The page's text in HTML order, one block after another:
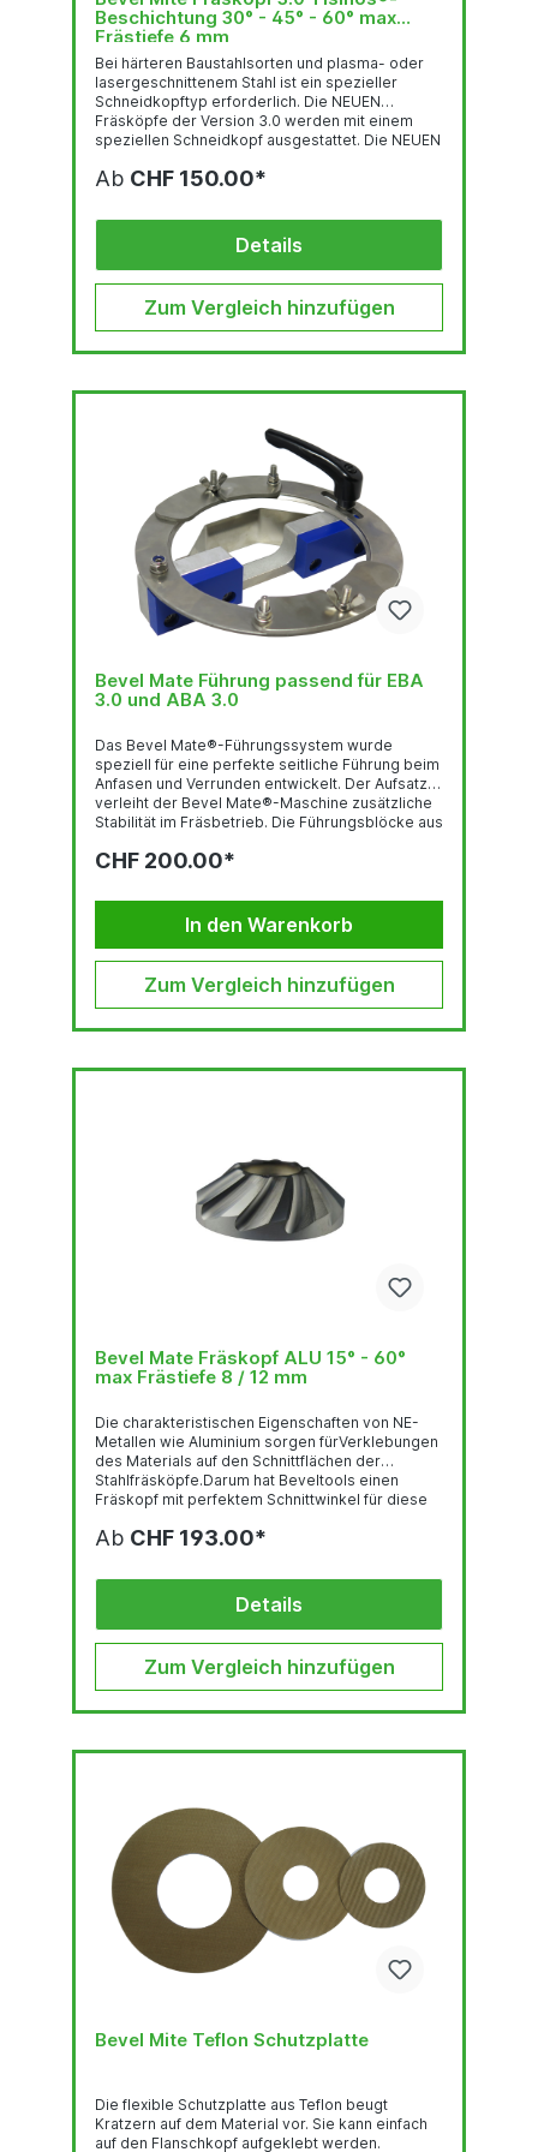
Beschichtung 30° - 45° - 60° max
Frästiefe 6 mm
Bei härteren Baustahlsorten und plasma- oder
lasergeschnittenem Stahl ist ein spezieller
Schneidkopftyp erforderlich. Die NEUEN
Fräsköpfe der Version 3.0 werden mit einem
speziellen Schneidkopf ausgestattet. Die NEUEN
modernsten
Schleiftechnologie und High-End-
Beschichtungen hergestellt. Dies macht den 3.0
Fräskopf ideal für stärkere Baustahlsorten. Sie
können diese 3.0-Fräser an ihrer
erkennen.
Ab CHF 150.00*
Details
Zum Vergleich hinzufügen
Bevel Mate Führung passend für EBA
3.0 und ABA 3.0
Das Bevel Mate®-Führungssystem wurde
speziell für eine perfekte seitliche Führung beim
Anfasen und Verrunden entwickelt. Der Aufsatz
verleiht der Bevel Mate®-Maschine zusätzliche
Stabilität im Fräsbetrieb. Die Führungsblöcke aus
hierbei sowohl auf Blechmaterial als auch auf
allem bei der seriellen Zerspanung von
Werkstücken, bei der einige Meter
zusammenkommen, bietet dieses Tool
CHF 200.00*
In den Warenkorb
Zum Vergleich hinzufügen
Bevel Mate Fräskopf ALU 15° - 60°
max Frästiefe 8 / 12 mm
Die charakteristischen Eigenschaften von NE-
Metallen wie Aluminium sorgen fürVerklebungen
des Materials auf den Schnittflächen der
Stahlfräsköpfe.Darum hat Beveltools einen
Fräskopf mit perfektem Schnittwinkel für diese
der richtigen Geometrie und Beschichtung
Härte ohne Probleme konsistent und ohne
Einsatz irgendeines Schmierstoffs abrunden
Ab CHF 193.00*
Details
Zum Vergleich hinzufügen
Bevel Mite Teflon Schutzplatte
Die flexible Schutzplatte aus Teflon beugt
Kratzern auf dem Material vor. Sie kann einfach
auf den Flanschkopf aufgeklebt werden.